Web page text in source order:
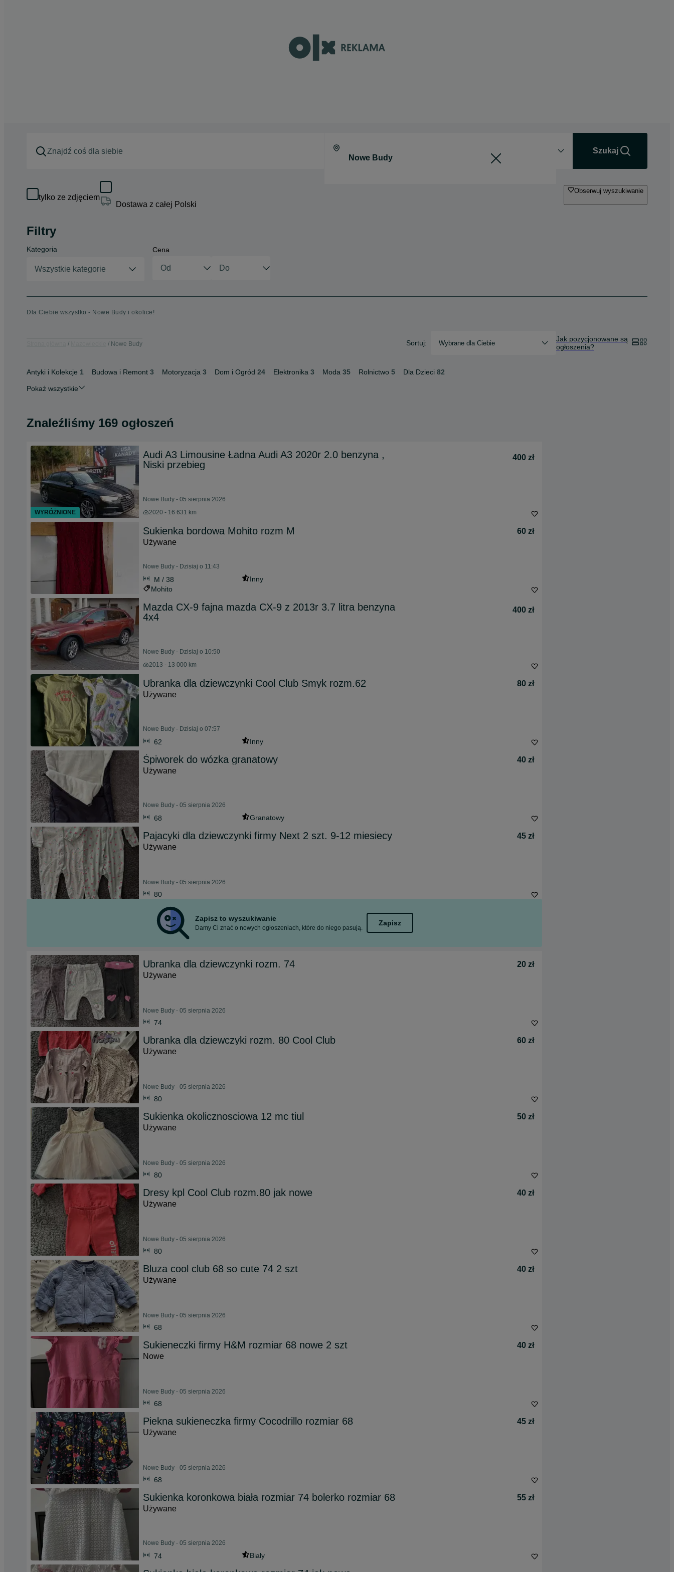
Szukaj
tylko ze zdjęciem
Dostawa z całej Polski
Obserwuj wyszukiwanie
Filtry
Kategoria
Wszystkie kategorie
Cena
Dla Ciebie wszystko - Nowe Budy i okolice!
Nowe Budy Sortuj: Wybrane dla Ciebie
Jak pozycjonowane są
ogłoszenia?
Antyki i Kolekcje 1 Budowa i Remont 3 Motoryzacja 3 Dom i Ogród 24 Elektronika 3 Moda 35 Rolnictwo 5 Dla Dzieci 82
Pokaż wszystkie
Znaleźliśmy 169 ogłoszeń
Audi A3 Limousine Ładna Audi A3 2020r 2.0 benzyna ,
Niski przebieg
400 zł
Nowe Budy - 05 sierpnia 2026
2020 - 16 631 km
Sukienka bordowa Mohito rozm M
60 zł
Używane
Nowe Budy - Dzisiaj o 11:43
M / 38
Inny
Mohito
Mazda CX-9 fajna mazda CX-9 z 2013r 3.7 litra benzyna
4x4
400 zł
Nowe Budy - Dzisiaj o 10:50
2013 - 13 000 km
Ubranka dla dziewczynki Cool Club Smyk rozm.62
80 zł
Używane
Nowe Budy - Dzisiaj o 07:57
62 Inny
Śpiworek do wózka granatowy
40 zł
Używane
Nowe Budy - 05 sierpnia 2026
68 Granatowy
Pajacyki dla dziewczynki firmy Next 2 szt. 9-12 miesiecy
45 zł
Używane
Nowe Budy - 05 sierpnia 2026
80
Zapisz to wyszukiwanie
Damy Ci znać o nowych ogłoszeniach, które do niego pasują.
Zapisz
Ubranka dla dziewczynki rozm. 74
20 zł
Używane
Nowe Budy - 05 sierpnia 2026
74
Ubranka dla dziewczyki rozm. 80 Cool Club
60 zł
Używane
Nowe Budy - 05 sierpnia 2026
80
Sukienka okolicznosciowa 12 mc tiul
50 zł
Używane
Nowe Budy - 05 sierpnia 2026
80
Dresy kpl Cool Club rozm.80 jak nowe
40 zł
Używane
Nowe Budy - 05 sierpnia 2026
80
Bluza cool club 68 so cute 74 2 szt
40 zł
Używane
Nowe Budy - 05 sierpnia 2026
68
Sukieneczki firmy H&M rozmiar 68 nowe 2 szt
40 zł
Nowe
Nowe Budy - 05 sierpnia 2026
68
Piekna sukieneczka firmy Cocodrillo rozmiar 68
45 zł
Używane
Nowe Budy - 05 sierpnia 2026
68
Sukienka koronkowa biała rozmiar 74 bolerko rozmiar 68
55 zł
Używane
Nowe Budy - 05 sierpnia 2026
74 Biały
WYRÓŻNIONE